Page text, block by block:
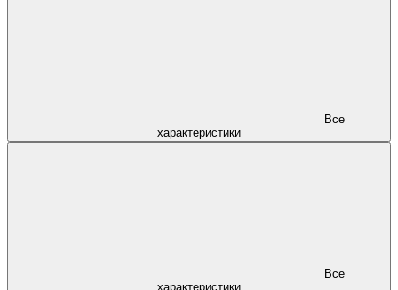
характеристики
характеристики